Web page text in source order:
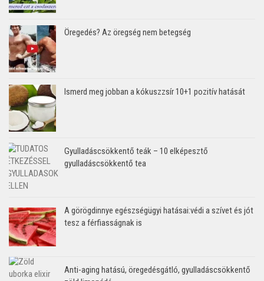
Öregedés? Az öregség nem betegség
Ismerd meg jobban a kókuszzsír 10+1 pozitív hatását
Gyulladáscsökkentő teák – 10 elképesztő
gyulladáscsökkentő tea
A görögdinnye egészségügyi hatásai:védi a szívet és jót
tesz a férfiasságnak is
Anti-aging hatású, öregedésgátló, gyulladáscsökkentő